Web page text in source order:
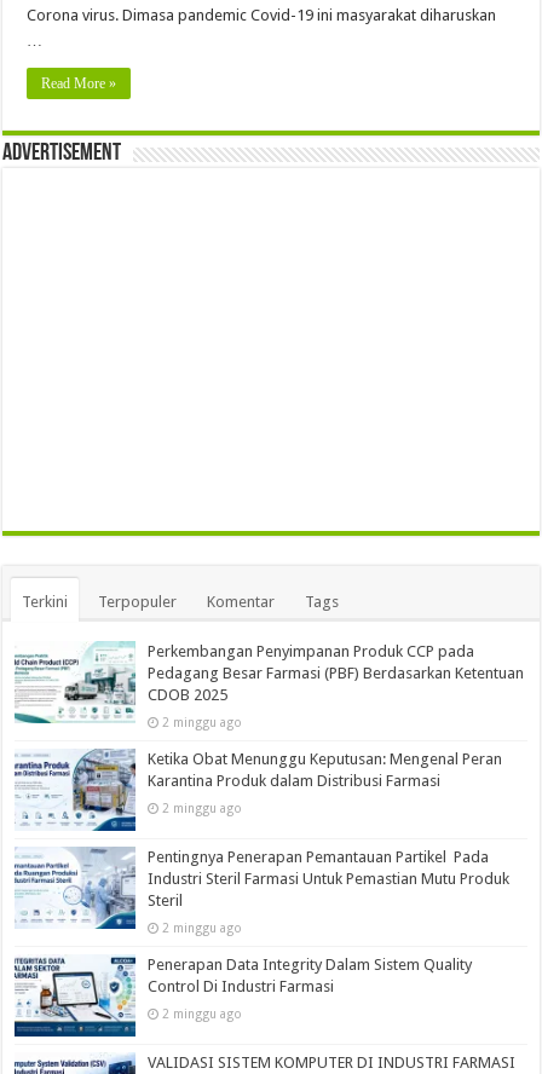
Corona virus. Dimasa pandemic Covid-19 ini masyarakat diharuskan
Read More »
Advertisement
Terkini Terpopuler Komentar Tags
Perkembangan Penyimpanan Produk CCP pada
Pedagang Besar Farmasi (PBF) Berdasarkan Ketentuan
CDOB 2025
2 minggu ago
Ketika Obat Menunggu Keputusan: Mengenal Peran
Karantina Produk dalam Distribusi Farmasi
2 minggu ago
Pentingnya Penerapan Pemantauan Partikel Pada
Industri Steril Farmasi Untuk Pemastian Mutu Produk
Steril
2 minggu ago
Penerapan Data Integrity Dalam Sistem Quality
Control Di Industri Farmasi
2 minggu ago
VALIDASI SISTEM KOMPUTER DI INDUSTRI FARMASI